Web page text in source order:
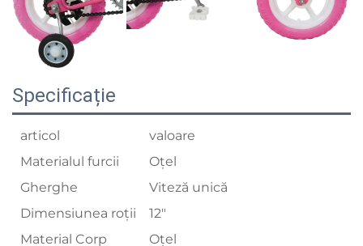
Specificație
articol
valoare
Materialul furcii
Oțel
Gherghe
Viteză unică
Dimensiunea roții
12"
Material Corp
Oțel